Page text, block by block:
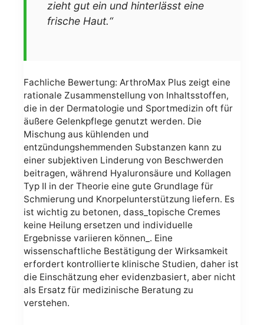
zieht gut ein und hinterlässt eine
frische Haut.“
Fachliche Bewertung: ArthroMax Plus zeigt eine
rationale Zusammenstellung von Inhaltsstoffen,
die in der Dermatologie und Sportmedizin oft für
äußere Gelenkpflege genutzt werden. Die
Mischung aus kühlenden und
entzündungshemmenden Substanzen kann zu
einer subjektiven Linderung von Beschwerden
beitragen, während Hyaluronsäure und Kollagen
Typ II in der Theorie eine gute Grundlage für
Schmierung und Knorpelunterstützung liefern. Es
ist wichtig zu betonen, dass_topische Cremes
keine Heilung ersetzen und individuelle
Ergebnisse variieren können_. Eine
wissenschaftliche Bestätigung der Wirksamkeit
erfordert kontrollierte klinische Studien, daher ist
die Einschätzung eher evidenzbasiert, aber nicht
als Ersatz für medizinische Beratung zu
verstehen.